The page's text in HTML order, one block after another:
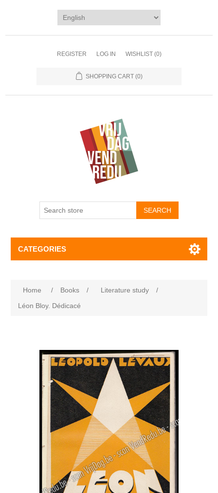
REGISTER LOG IN WISHLIST (0)
SHOPPING CART (0)
CATEGORIES
Home / Books / Literature study
/
Léon Bloy. Dédicacé